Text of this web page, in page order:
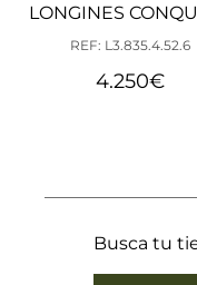
LONGINES
REF: L3.835.4.52.6
4.250€
Busca tu